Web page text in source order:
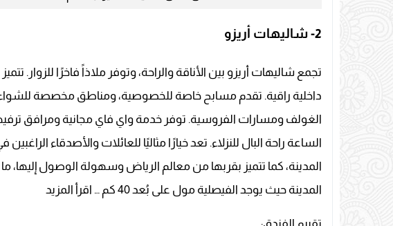
2- شاليهات أريزو
تجمع شاليهات أريزو بين الأناقة والراحة، وتوفر ملاذاً فاخرًا للزوار.
داخلية راقية. تقدم مسابح خاصة للخصوصية، ومناطق مخصصة
الغولف ومسارات الفروسية. توفر خدمة واي فاي مجانية ومرافق
الساعة راحة البال للنزلاء. تعد خيارًا مثاليًا للعائلات والأصدقاء
المدينة، كما تتميز بقربها من معالم الرياض وسهولة الوصول
المدينة حيث يوجد الفيصلية مول على بُعد 40 كم … اقرأ المزيد